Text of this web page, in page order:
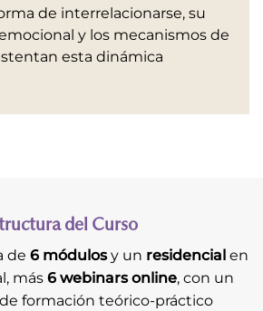
de interrelacionarse, su
y los mecanismos de
esta dinámica
del Curso
de 6 módulosy un residencial en
más 6 webinars online, con un
formación teórico-práctico